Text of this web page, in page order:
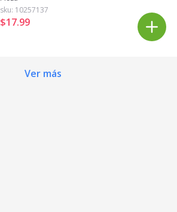
sku: 10257137
$17.99
Ver más